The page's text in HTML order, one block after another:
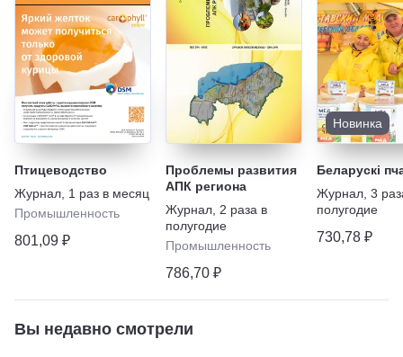
Птицеводство
Журнал 1 раз в месяц
Промышленность
801,09 ₽
Проблемы развития
АПК региона
Журнал 2 раза в
полугодие
Промышленность
786,70 ₽
Новинка
Беларускi
Журнал 3
полугодие
730,78 ₽
Вы недавно смотрели